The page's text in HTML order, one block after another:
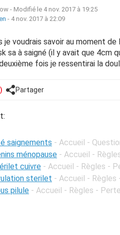
- Modifié le 4 nov. 2017 à 19:25
- 4 nov. 2017 à 22:09
je voudrais savoir au moment
sa à saigné (il y avait que 4cm
fois je ressentirai la
Partager
saignements - Accueil -
ménopause - Accueil -
cuivre - Accueil - Règles -
sterilet - Accueil - Règles
pilule - Accueil - Règles -